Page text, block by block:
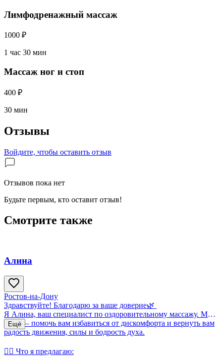
Лимфодренажный массаж
1000 ₽
1 час 30 мин
Массаж ног и стоп
400 ₽
30 мин
Отзывы
Войдите, чтобы оставить отзыв
Отзывов пока нет
Будьте первым, кто оставит отзыв!
Смотрите также
Алина
Ростов-на-Дону
Здравствуйте! Благодарю за ваше доверие🌿
Я Алина, ваш специалист по оздоровительному массажу. Моя
цель — помочь вам избавиться от дискомфорта и вернуть вам
радость движения, силы и бодрость духа.
💆‍♀️ Что я предлагаю:
Ещё